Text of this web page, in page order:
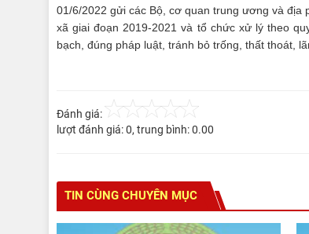
01/6/2022 gửi các Bộ, cơ quan trung ương và
xã giai đoạn 2019-2021 và tổ chức xử lý theo
bạch, đúng pháp luật, tránh bỏ trống, thất thoát,
Đánh giá:
lượt đánh giá:0, trung bình:0.00
TIN CÙNG CHUYÊN MỤC